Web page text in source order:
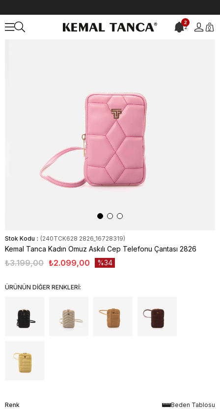
2
2 0
Stok Kodu (240TCK628 2826_16728319)
Kemal Tanca Kadın Omuz Askılı Cep Telefonu Çantası 2826
₺3.199,00 ₺2.099,00 34
ÜRÜNÜN DİĞER RENKLERİ:
Beden Tablosu
Renk